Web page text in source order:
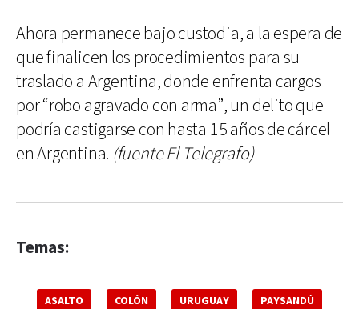
Ahora permanece bajo custodia, a la espera de
que finalicen los procedimientos para su
traslado a Argentina, donde enfrenta cargos
por “robo agravado con arma”, un delito que
podría castigarse con hasta 15 años de cárcel
en Argentina. (fuente El Telegrafo)
Temas:
ASALTO COLÓN URUGUAY PAYSANDÚ